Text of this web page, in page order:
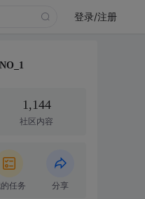
登录/注册
1,144
社区内容
任务 分享